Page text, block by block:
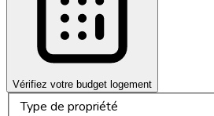
Vérifiez votre budget logement
Type de propriété